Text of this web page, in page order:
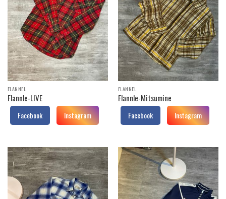
FLANNEL
Flannle-LIVE
Facebook Instagram
FLANNEL
Flannle-Mitsumine
Facebook Instagram